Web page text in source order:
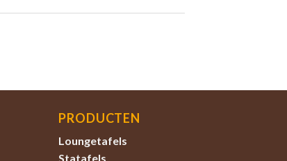
PRODUCTEN
Loungetafels
Statafels